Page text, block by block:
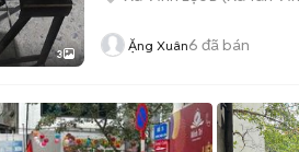
3 Ặng Xuân6 đã bán